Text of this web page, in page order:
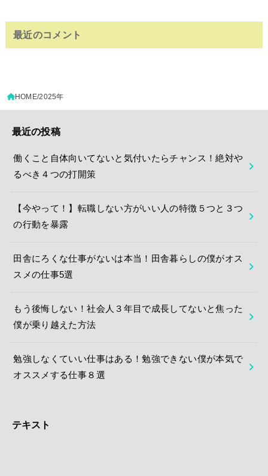
最近のコメント
HOME 2025年
最近の投稿
働くこと自体向いてないと気付いたらチャンス！絶対や
るべき４つの打開策
【今やって！】転職しない方がいい人の特徴５つと３つ
の行動を暴露
田舎にろくな仕事がないは本当！田舎暮らしの僕がオス
スメの仕事5選
もう後悔しない！社会人３年目で成長してないと焦った
僕が乗り越えた方法
勉強しなくていい仕事はある！勉強できない僕が本気で
オススメする仕事８選
テキスト